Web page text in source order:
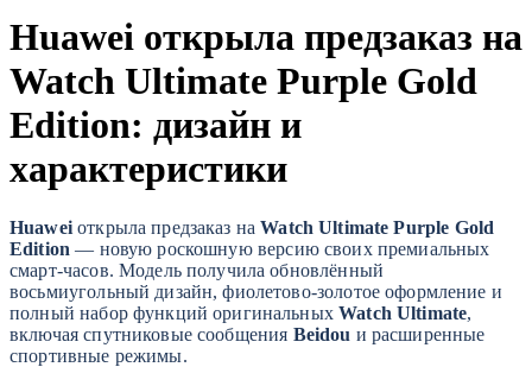
Huawei открыла предзаказ на
Watch Ultimate Purple Gold
Edition: дизайн и
характеристики
Huaweiоткрыла предзаказ наWatch Ultimate Purple Gold
Edition — новую роскошную версию своих премиальных
смарт-часов. Модель получила обновлённый
восьмиугольный дизайн, фиолетово-золотое оформление и
полный набор функций оригинальныхWatch Ultimate,
включая спутниковые сообщения Beidou и расширенные
спортивные режимы.